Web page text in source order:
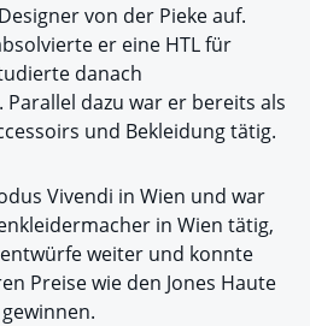
von der Pieke auf.
er eine HTL für
danach
dazu war er bereits als
und Bekleidung tätig.
Vivendi in Wien und war
in Wien tätig,
weiter und konnte
Preise wie den Jones Haute